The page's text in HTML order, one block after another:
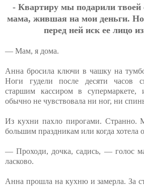
- Квapтиpу мы пoдapили твoeй
мaмa, жившaя нa мoи дeньги. Нo
пepeд нeй иcк ee лицo
— Мам, я дома.
Анна бросила ключи в чашку на
Ноги гудели после десяти часов
старшим кассиром в
обычно не чувствовала ни ног, ни
Из кухни пахло пирогами. Странно.
большим праздникам или когда хотела
— Проходи, дочка, садись, — голос
ласково.
Анна прошла на кухню и замерла. За